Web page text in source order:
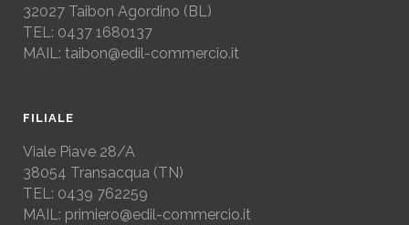
32027 Taibon Agordino (BL)
TEL: 0437 1680137
MAIL: taibon@edil-commercio.it
FILIALE
Viale Piave 28/A
38054 Transacqua (TN)
TEL: 0439 762259
MAIL: primiero@edil-commercio.it